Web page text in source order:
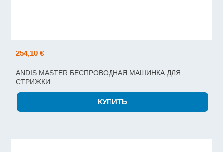
254,10 €
ANDIS MASTER БЕСПРОВОДНАЯ МАШИНКА ДЛЯ
СТРИЖКИ